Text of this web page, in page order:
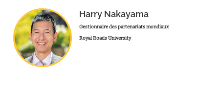
Harry Nakayama
Gestionnaire des partenariats mondiaux
Royal Roads University